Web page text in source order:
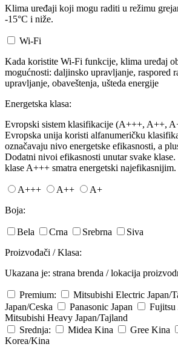
Klima uređaji koji mogu raditi u režimu
-15°C i niže.
Wi-Fi
Kada koristite Wi-Fi funkcije, klima uređaj
mogućnosti: daljinsko upravljanje, raspored
upravljanje, obaveštenja, ušteda energije
Energetska klasa:
Evropski sistem klasifikacije (A+++, A++,
Evropska unija koristi alfanumeričku
označavaju nivo energetske efikasnosti, a
Dodatni nivoi efikasnosti unutar svake klase.
klase A+++ smatra energetski najefikasnijim.
A+++ A++
A+
Boja:
Bela Crna Srebrna
Siva
Proizvođači / Klasa:
Ukazana je: strana brenda / lokacija
Premium: Mitsubishi Electric Japan/
Japan/Ceska
Panasonic Japan Fujitsu
Mitsubishi Heavy Japan/Tajland
Srednja:
Midea Kina Gree Kina
Korea/Kina